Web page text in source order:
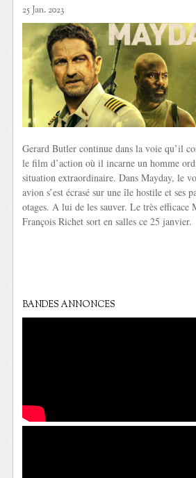
25 Jan. 2023
Gerard Butler continue dans la voie qu’il
le film d’action où il incarne un homme
situation extraordinaire. Dans Mayday, le
avion s’est écrasé sur une île hostile et ses
otages. A lui de les sauver. Le très efficace
François Richet sort en salles ce 25 janvier.
BANDES ANNONCES